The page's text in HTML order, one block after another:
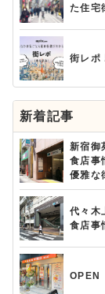
た住宅
街レポ
新着記事
新宿御
食店事
優雅な
代々木
食店事
OPEN